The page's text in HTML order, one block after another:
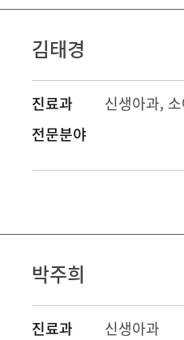
김태경
진료과 신생아과,
전문분야
박주희
진료과
신생아과